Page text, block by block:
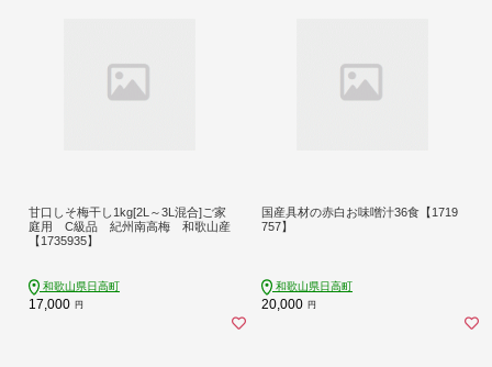
甘口しそ梅干し1kg[2L～3L混合]ご家
庭用 C級品 紀州南高梅 和歌山産
【1735935】
和歌山県日高町
17,000 円
国産具材の赤白お味噌汁36食【1719
757】
和歌山県日高町
20,000 円